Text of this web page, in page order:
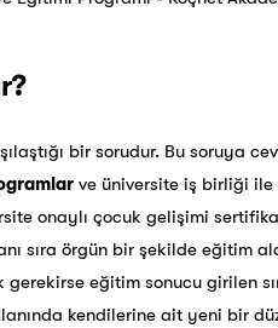
bir sorudur. Bu soruya
ve üniversite iş birliği ile
onaylı çocuk gelişimi
sıra örgün bir şekilde eğitim
eğitim sonucu girilen
kendilerine ait yeni bir